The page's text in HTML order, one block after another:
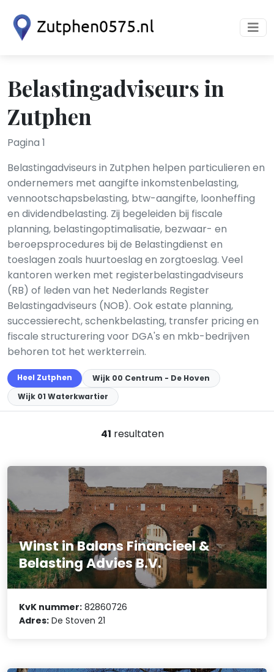
Belastingadviseurs in
Zutphen
Pagina 1
Belastingadviseurs in Zutphen helpen particulieren en
ondernemers met aangifte inkomstenbelasting,
vennootschapsbelasting, btw-aangifte, loonheffing
en dividendbelasting. Zij begeleiden bij fiscale
planning, belastingoptimalisatie, bezwaar- en
beroepsprocedures bij de Belastingdienst en
toeslagen zoals huurtoeslag en zorgtoeslag. Veel
kantoren werken met registerbelastingadviseurs
(RB) of leden van het Nederlands Register
Belastingadviseurs (NOB). Ook estate planning,
successierecht, schenkbelasting, transfer pricing en
fiscale structurering voor DGA's en mkb-bedrijven
behoren tot het werkterrein.
Heel Zutphen
Wijk 00 Centrum - De Hoven
Wijk 01 Waterkwartier
41 resultaten
Winst in Balans Financieel &
Belasting Advies B.V.
KvK nummer: 82860726
Adres: De Stoven 21